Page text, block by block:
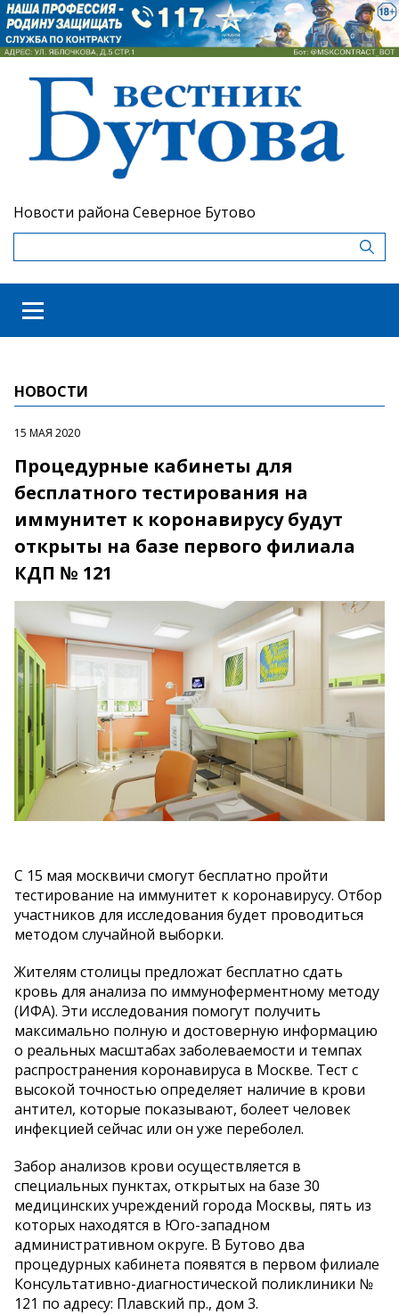
Новости района Северное Бутово
НОВОСТИ
15 МАЯ 2020
Процедурные кабинеты для
бесплатного тестирования на
иммунитет к коронавирусу будут
открыты на базе первого филиала
КДП № 121
С 15 мая москвичи смогут бесплатно пройти
тестирование на иммунитет к коронавирусу. Отбор
участников для исследования будет проводиться
методом случайной выборки.
Жителям столицы предложат бесплатно сдать
кровь для анализа по иммуноферментному методу
(ИФА). Эти исследования помогут получить
максимально полную и достоверную информацию
о реальных масштабах заболеваемости и темпах
распространения коронавируса в Москве. Тест с
высокой точностью определяет наличие в крови
антител, которые показывают, болеет человек
инфекцией сейчас или он уже переболел.
Забор анализов крови осуществляется в
специальных пунктах, открытых на базе 30
медицинских учреждений города Москвы, пять из
которых находятся в Юго-западном
административном округе. В Бутово два
процедурных кабинета появятся в первом филиале
Консультативно-диагностической поликлиники №
121 по адресу: Плавский пр., дом 3.